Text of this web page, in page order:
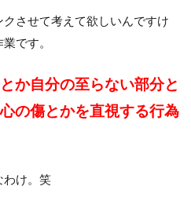
させて考えて欲しいんですけ
です。
か自分の至らない部分と
の傷とかを直視する行為
わけ。笑